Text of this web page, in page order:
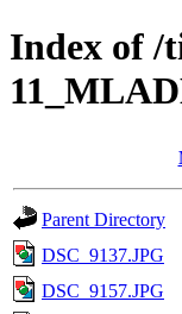
Index of /
Parent Directory
DSC_9137.JPG
DSC_9157.JPG